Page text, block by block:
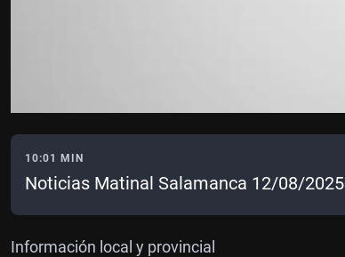
10:01 MIN
Noticias Matinal Salamanca 12/08/2025
Información local y provincial